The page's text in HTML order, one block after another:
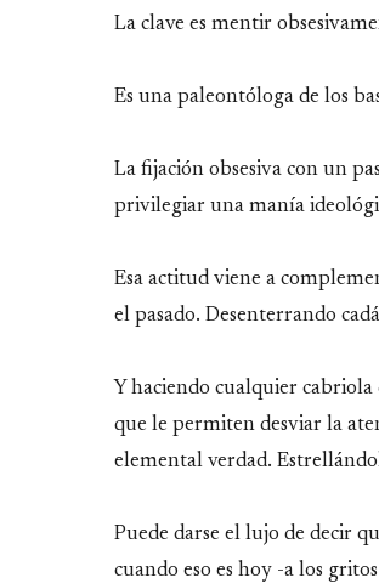
La clave es mentir
Es una paleontóloga de los
La fijación obsesiva con un
privilegiar una manía
Esa actitud viene a
el pasado. Desenterrando
Y haciendo cualquier
que le permiten desviar la
elemental verdad.
Puede darse el lujo de decir
cuando eso es hoy -a los